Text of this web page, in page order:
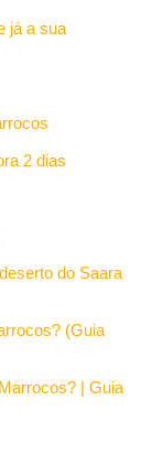
já a sua
2 dias
do Saara
(Guia
| Guia